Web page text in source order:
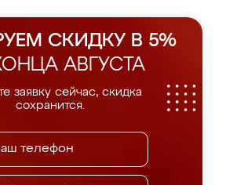
СКИДКУ В 5%
АВГУСТА
заявку сейчас, скидка
сохранится.